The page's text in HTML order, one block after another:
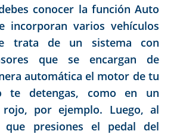
conocer la función Auto
incorporan varios vehículos
trata de un sistema con
que se encargan de
automática el motor de tu
te detengas, como en un
por ejemplo. Luego, al
que presiones el pedal del